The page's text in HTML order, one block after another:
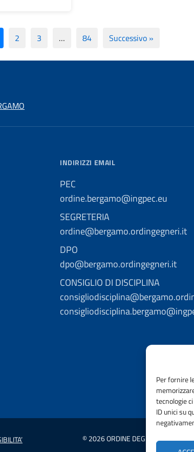
Per fornire
tecnologie
ID unici su
2 3 … 84 Successivo »
INDIRIZZI EMAIL
PEC
ordine.bergamo@ingpec.eu
SEGRETERIA
ordine@bergamo.ordingegneri.it
DPO
dpo@bergamo.ordingegneri.it
CONSIGLIO DI DISCIPLINA
© 2026 ORDINE DEGLI INGEGNERI